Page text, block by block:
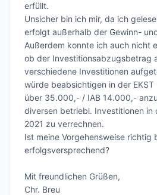
erfüllt.
Unsicher bin ich mir, da ich
erfolgt außerhalb der Gewinn-
Außerdem konnte ich auch nicht
ob der Investitionsabzugsbetrag
verschiedene Investitionen
würde beabsichtigen in der
über 35.000,- / IAB 14.000,-
diversen betriebl. Investitionen in
2021 zu verrechnen.
Ist meine Vorgehensweise richtig
erfolgsversprechend?
Mit freundlichen Grüßen,
Chr. Breu